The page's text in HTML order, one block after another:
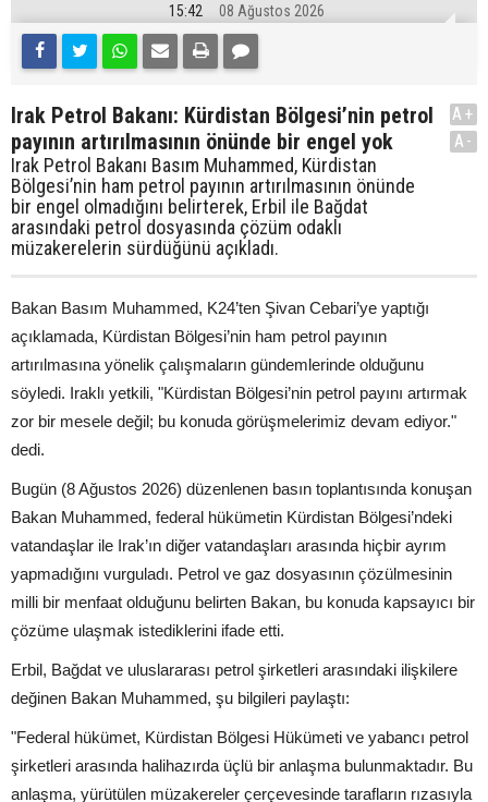
15:42 08 Ağustos 2026
Irak Petrol Bakanı: Kürdistan Bölgesi’nin petrol
payının artırılmasının önünde bir engel yok
Irak Petrol Bakanı Basım Muhammed, Kürdistan
Bölgesi’nin ham petrol payının artırılmasının önünde
bir engel olmadığını belirterek, Erbil ile Bağdat
arasındaki petrol dosyasında çözüm odaklı
müzakerelerin sürdüğünü açıkladı.
A+
A-
Bakan Basım Muhammed, K24’ten Şivan Cebari’ye yaptığı
açıklamada, Kürdistan Bölgesi’nin ham petrol payının
artırılmasına yönelik çalışmaların gündemlerinde olduğunu
söyledi. Iraklı yetkili, "Kürdistan Bölgesi’nin petrol payını artırmak
zor bir mesele değil; bu konuda görüşmelerimiz devam ediyor."
dedi.
Bugün (8 Ağustos 2026) düzenlenen basın toplantısında konuşan
Bakan Muhammed, federal hükümetin Kürdistan Bölgesi’ndeki
vatandaşlar ile Irak’ın diğer vatandaşları arasında hiçbir ayrım
yapmadığını vurguladı. Petrol ve gaz dosyasının çözülmesinin
milli bir menfaat olduğunu belirten Bakan, bu konuda kapsayıcı bir
çözüme ulaşmak istediklerini ifade etti.
Erbil, Bağdat ve uluslararası petrol şirketleri arasındaki ilişkilere
değinen Bakan Muhammed, şu bilgileri paylaştı:
"Federal hükümet, Kürdistan Bölgesi Hükümeti ve yabancı petrol
şirketleri arasında halihazırda üçlü bir anlaşma bulunmaktadır. Bu
anlaşma, yürütülen müzakereler çerçevesinde tarafların rızasıyla